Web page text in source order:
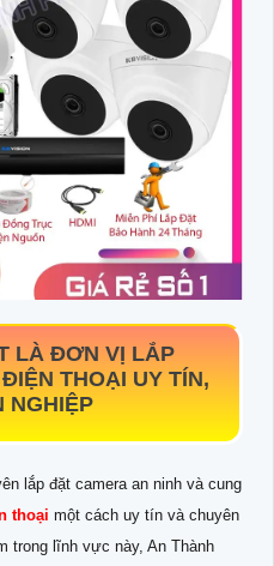
LÀ ĐƠN VỊ LẮP
THOẠI UY TÍN,
NGHIỆP
lắp đặt camera an ninh và cung
thoại một cách uy tín và chuyên
trong lĩnh vực này, An Thành